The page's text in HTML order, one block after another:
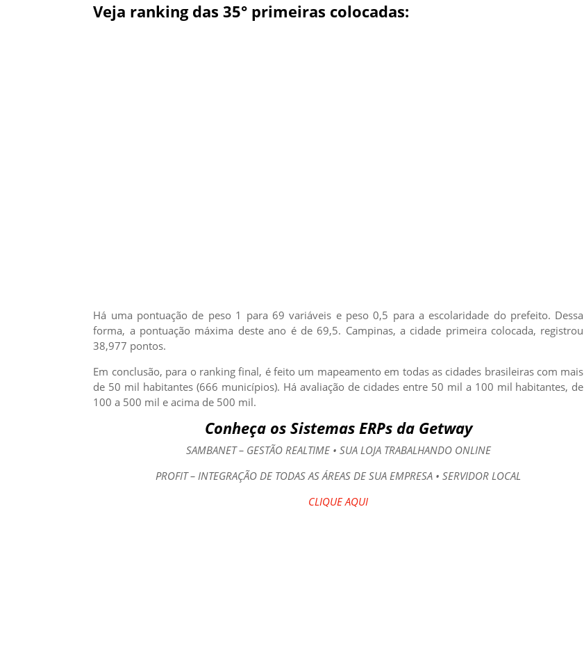
Veja ranking das 35° primeiras colocadas:
Há uma pontuação de peso 1 para 69 variáveis e peso 0,5 para a escolaridade do prefeito. Dessa
forma, a pontuação máxima deste ano é de 69,5. Campinas, a cidade primeira colocada, registrou
38,977 pontos.
Em conclusão, para o ranking final, é feito um mapeamento em todas as cidades brasileiras com mais
de 50 mil habitantes (666 municípios). Há avaliação de cidades entre 50 mil a 100 mil habitantes, de
100 a 500 mil e acima de 500 mil.
Conheça os Sistemas ERPs da Getway
SAMBANET – GESTÃO REALTIME • SUA LOJA TRABALHANDO ONLINE
PROFIT – INTEGRAÇÃO DE TODAS AS ÁREAS DE SUA EMPRESA • SERVIDOR LOCAL
CLIQUE AQUI